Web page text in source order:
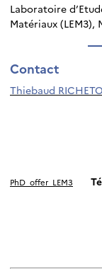
Laboratoire
Matériaux (LEM3),
Contact
Thiebaud
PhD_offer_LEM3